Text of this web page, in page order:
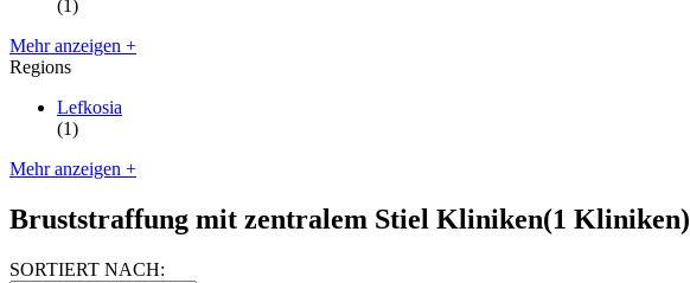
(1)
Mehr anzeigen +
Regions
Lefkosia
(1)
Mehr anzeigen +
Bruststraffung mit zentralem Stiel Kliniken(1 Kliniken)
SORTIERT NACH: